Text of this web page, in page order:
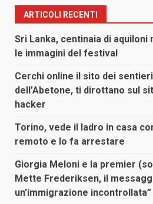
ARTICOLI RECENTI
Sri Lanka, centinaia di aquiloni
le immagini del festival
Cerchi online il sito dei
dell’Abetone, ti dirottano sul
hacker
Torino, vede il ladro in casa
remoto e lo fa arrestare
Giorgia Meloni e la premier
Mette Frederiksen, il
un’immigrazione incontrollata”